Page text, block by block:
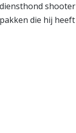
shooter
die hij heeft